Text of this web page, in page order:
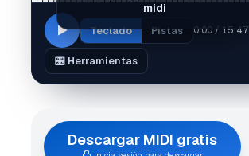
midi
Teclado Pistas 0:00 / 15:47
🎛️ Herramientas
Descargar MIDI gratis